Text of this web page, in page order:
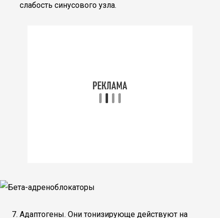
слабость синусового узла.
Адаптогены. Они тонизирующе действуют на